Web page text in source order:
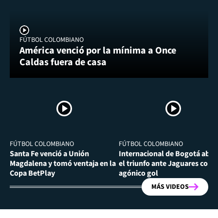
FÚTBOL COLOMBIANO
América venció por la mínima a Once
Caldas fuera de casa
FÚTBOL COLOMBIANO
Santa Fe venció a Unión
Magdalena y tomó ventaja en la
Copa BetPlay
FÚTBOL COLOMBIANO
Internacional de Bogotá
el triunfo ante Jaguares con
agónico gol
MÁS VIDEOS